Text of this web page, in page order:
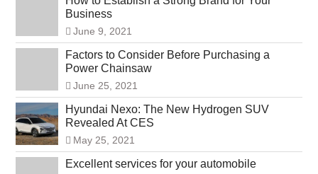
Business
June 9, 2021
Factors to Consider Before Purchasing a
Power Chainsaw
June 25, 2021
Hyundai Nexo: The New Hydrogen SUV
Revealed At CES
May 25, 2021
Excellent services for your automobile